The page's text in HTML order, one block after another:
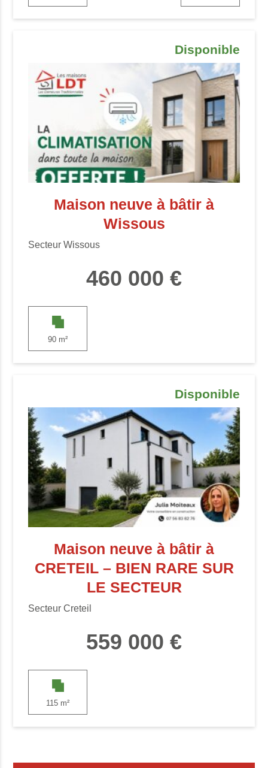
Disponible
Maison neuve à bâtir à
Wissous
Secteur Wissous
460 000 €
90 m²
Disponible
Maison neuve à bâtir à
CRETEIL – BIEN RARE SUR
LE SECTEUR
Secteur Creteil
559 000 €
115 m²